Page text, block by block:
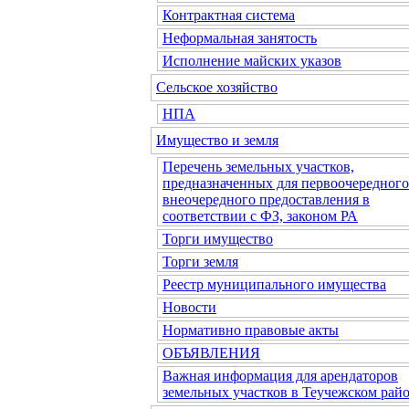
Контрактная система
Неформальная занятость
Исполнение майских указов
Сельское хозяйство
НПА
Имущество и земля
Перечень земельных участков,
предназначенных для
внеочередного предоставления в
соответствии с ФЗ, законом РА
Торги имущество
Торги земля
Реестр муниципального имущества
Новости
Нормативно правовые акты
ОБЪЯВЛЕНИЯ
Важная информация для арендаторов
земельных участков в Теучежском